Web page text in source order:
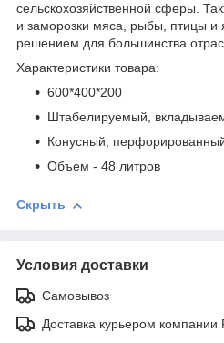
сельскохозяйственной сферы.
и заморозки мяса, рыбы, птицы и
решением для большинства
Характеристики товара:
600*400*200
Штабелируемый,
Конусный,
Объем - 48 литров
Скрыть
Условия доставки
Самовывоз
Доставка курьером компании